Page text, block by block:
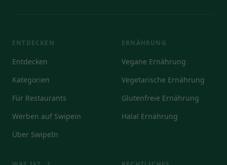
ENTDECKEN
Entdecken
Kategorien
Für Restaurants
Werben auf Swipein
Über SwipeIn
ERNÄHRUNG
Vegane Ernährung
Vegetarische Ernährung
Glutenfreie Ernährung
Halal Ernährung